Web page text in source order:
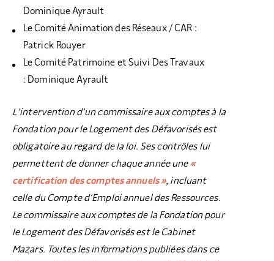
Dominique Ayrault
Le Comité Animation des Réseaux / CAR :
Patrick Rouyer
Le Comité Patrimoine et Suivi Des Travaux
: Dominique Ayrault
L’intervention d’un commissaire aux comptes à la
Fondation pour le Logement des Défavorisés est
obligatoire au regard de la loi. Ses contrôles lui
permettent de donner chaque année une «
certification des comptes annuels », incluant
celle du Compte d’Emploi annuel des Ressources.
Le commissaire aux comptes de la Fondation pour
le Logement des Défavorisés est le Cabinet
Mazars. Toutes les informations publiées dans ce